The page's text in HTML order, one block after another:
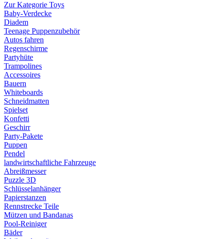
Zur Kategorie Toys
Baby-Verdecke
Diadem
Teenage Puppenzubehör
Autos fahren
Regenschirme
Partyhüte
Trampolines
Accessoires
Bauern
Whiteboards
Schneidmatten
Spielset
Konfetti
Geschirr
Party-Pakete
Puppen
Pendel
landwirtschaftliche Fahrzeuge
Abreißmesser
Puzzle 3D
Schlüsselanhänger
Papierstanzen
Rennstrecke Teile
Mützen und Bandanas
Pool-Reiniger
Bäder